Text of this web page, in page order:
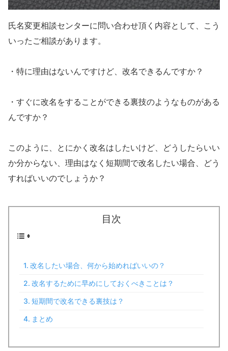
氏名変更相談センターに問い合わせ頂く内容として、こう
いったご相談があります。
・特に理由はないんですけど、改名できるんですか？
・すぐに改名をすることができる裏技のようなものがある
んですか？
このように、とにかく改名はしたいけど、どうしたらいい
か分からない、理由はなく短期間で改名したい場合、どう
すればいいのでしょうか？
目次
改名したい場合、何から始めればいいの？
改名するために早めにしておくべきことは？
短期間で改名できる裏技は？
まとめ